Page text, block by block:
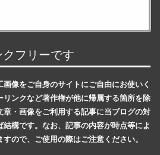
クフリーです
像をご自身のサイトにご自由にお使いく
ンクなど著作権が他に帰属する箇所を除
章・画像をご利用する記事に当ブログの対
構です。なお、記事の内容が時点等によ
ので、ご使用の際はご注意ください。